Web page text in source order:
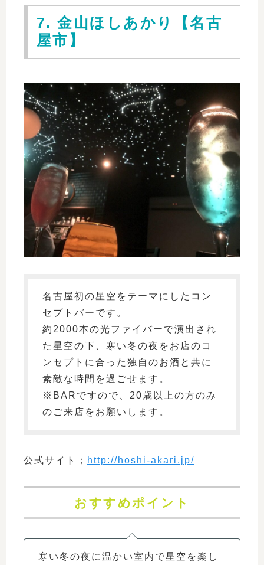
7. 金山ほしあかり【名古
屋市】
名古屋初の星空をテーマにしたコン
セプトバーです。
約2000本の光ファイバーで演出され
た星空の下、寒い冬の夜をお店のコ
ンセプトに合った独自のお酒と共に
素敵な時間を過ごせます。
※BARですので、20歳以上の方のみ
のご来店をお願いします。
公式サイト； http://hoshi-akari.jp/
おすすめポイント
寒い冬の夜に温かい室内で星空を楽し